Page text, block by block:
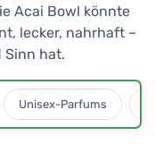
Acai Bowl könnte
lecker, nahrhaft –
Sinn hat.
Unisex-Parfums